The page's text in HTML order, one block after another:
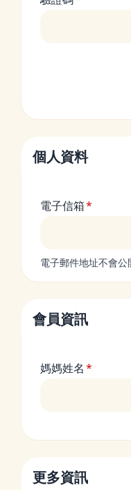
個人資料
電子信箱
電子郵件地址不會
會員資訊
媽媽姓名
更多資訊